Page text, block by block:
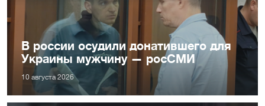
В россии осудили донатившего для
Украины мужчину — росСМИ
10 августа 2026